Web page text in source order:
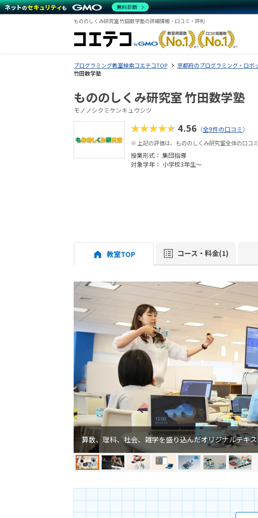
もののしくみ研究室 竹田数学塾の詳細情報・口コミ・評判
プログラミング教室検索コエテコTOP 京都府のプログラミング・ロボ
竹田数学塾
もののしくみ研究室 竹田数学塾
モノノシクミケンキュウシツ
★★★★★4.56 （全9件の口コミ）
※ 上記の評価は、もののしくみ研究室全体の口コ
授業形式： 集団指導
対象学年： 小学校3年生〜
教室TOP コース・料金(1)
算数、理科、社会、雑学を盛り込んだオリジナルテキ
無料診断